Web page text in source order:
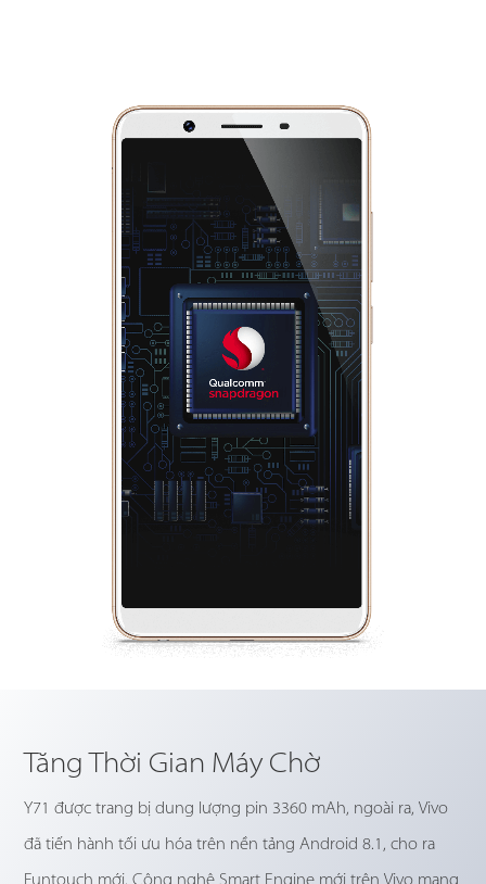
Tăng Thời Gian Máy Chờ
Y71 được trang bị dung lượng pin 3360 mAh, ngoài ra, Vivo
đã tiến hành tối ưu hóa trên nền tảng Android 8.1, cho ra